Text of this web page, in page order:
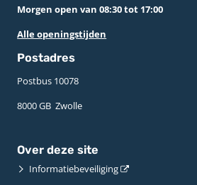
Morgen open van 08:30 tot 17:00
Alle openingstijden
Postadres
Postbus 10078 ­
8000 GB ­ Zwolle
Over deze site
Informatiebeveiliging